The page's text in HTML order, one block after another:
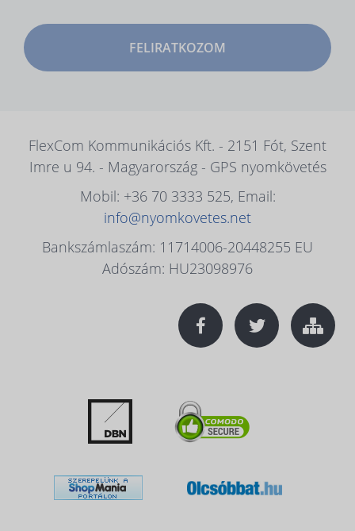
FELIRATKOZOM
FlexCom Kommunikációs Kft. - 2151 Fót, Szent
Imre u 94. - Magyarország - GPS nyomkövetés
Mobil: +36 70 3333 525, Email:
info@nyomkovetes.net
Bankszámlaszám: 11714006-20448255 EU
Adószám: HU23098976